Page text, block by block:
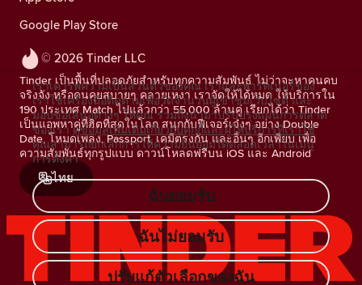
© 2026 Tinder LLC
Tinder เป็นพื้นที่ปลอดภัยสำหรับทุกความสัมพันธ์ ไม่ว่าจะหาคนคบ
จริงจัง หรือคนคุยสบายๆ คลายเหงา เราจัดให้ได้หมด ให้บริการใน
190 ประเทศ Match ไปแล้วกว่า 55,000 ล้านคู่ เรียกได้ว่า Tinder
เป็นแอพหาคู่ที่ฮิตที่สุดในโลก สนุกกับฟีเจอร์เจ๋งๆ อย่าง Double
Date, โหมดเพลง, Passport, เคมีตรงกัน และอื่นๆ อีกเพียบ เพื่อ
ความสัมพันธ์ทุกรูปแบบ ดาวน์โหลดฟรีบน iOS และ Android
ไทย
Google Play Store
เราเคารพความเป็นส่วนตัวของคุณ เราและพาร์ทเนอร์ของ
เราใช้เครื่องมือติดตามเพื่อวัดจำนวนผู้เข้าชมเว็บไซต์ และ
มอบข้อเสนอต่างๆ ให้คุณ รวมถึงนำมาปรับปรุงแผนการตลาด
ของเรา ดูข้อมูลเพิ่มเติมเกี่ยวกับคุกกี้และผู้ให้บริการที่เราใช้
คุณสามารถยกเลิกการให้ความยินยอมได้ตลอดเวลาในเมนู
การตั้งค่า
ฉันยอมรับ
ฉันไม่ยอมรับ
ปรับแก้ตัวเลือกของฉัน